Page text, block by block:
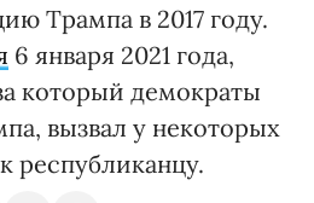
Трампа в 2017 году.
6 января 2021 года,
который демократы
вызвал у некоторых
республиканцу.